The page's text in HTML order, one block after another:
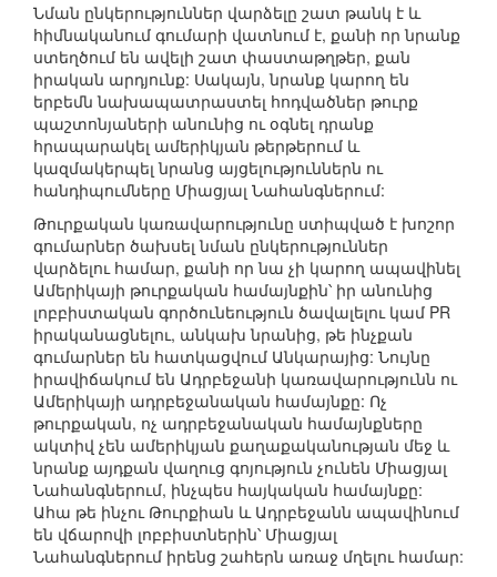
Նման ընկերություններ վարձելը շատ թանկ է և
հիմնականում գումարի վատնում է, քանի որ նրանք
ստեղծում են ավելի շատ փաստաթղթեր, քան
իրական արդյունք: Սակայն, նրանք կարող են
երբեմն նախապատրաստել հոդվածներ թուրք
պաշտոնյաների անունից ու օգնել դրանք
հրապարակել ամերիկյան թերթերում և
կազմակերպել նրանց այցելություններն ու
հանդիպումները Միացյալ Նահանգներում:
Թուրքական կառավարությունը ստիպված է խոշոր
գումարներ ծախսել նման ընկերություններ
վարձելու համար, քանի որ նա չի կարող ապավինել
Ամերիկայի թուրքական համայնքին՝ իր անունից
լոբբիստական գործունեություն ծավալելու կամ PR
իրականացնելու, անկախ նրանից, թե ինչքան
գումարներ են հատկացվում Անկարայից: Նույնը
իրավիճակում են Ադրբեջանի կառավարությունն ու
Ամերիկայի ադրբեջանական համայնքը: Ոչ
թուրքական, ոչ ադրբեջանական համայնքները
ակտիվ չեն ամերիկյան քաղաքականության մեջ և
նրանք այդքան վաղուց գոյություն չունեն Միացյալ
Նահանգներում, ինչպես հայկական համայնքը:
Ահա թե ինչու Թուրքիան և Ադրբեջանն ապավինում
են վճարովի լոբբիստներին՝ Միացյալ
Նահանգներում իրենց շահերն առաջ մղելու համար: